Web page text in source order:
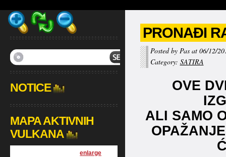
PRONAĐI
Posted by Pas at 06/12/
Category: SATIRA
OVE
ALI SAMO
NOTICE
MAPA AKTIVNIH
VULKANA
[enlarge